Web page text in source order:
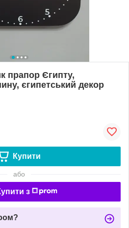
прапор Єгипту,
єгипетський декор
Купити
або
з